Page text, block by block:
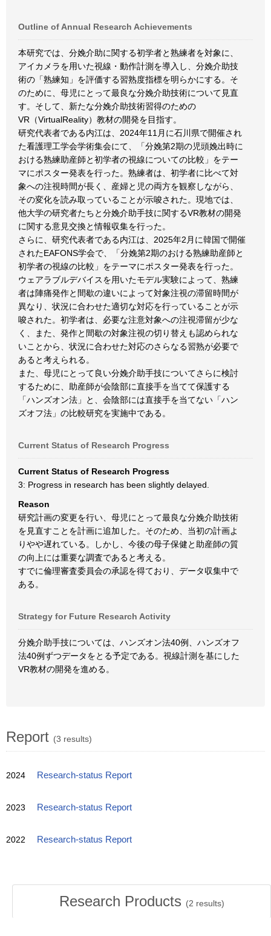
Outline of Annual Research Achievements
本研究では、分娩介助に関する初学者と熟練者を対象に、
アイカメラを用いた視線・動作計測を導入し、分娩介助技
術の「熟練知」を評価する習熟度指標を明らかにする。そ
のために、母児にとって最良な分娩介助技術について見直
す。そして、新たな分娩介助技術習得のための
VR（VirtualReality）教材の開発を目指す。
研究代表者である内江は、2024年11月に石川県で開催され
た看護理工学会学術集会にて、「分娩第2期の児頭娩出時に
おける熟練助産師と初学者の視線についての比較」をテー
マにポスター発表を行った。熟練者は、初学者に比べて対
象への注視時間が長く、産婦と児の両方を観察しながら、
その変化を読み取っていることが示唆された。現地では、
他大学の研究者たちと分娩介助手技に関するVR教材の開発
に関する意見交換と情報収集を行った。
さらに、研究代表者である内江は、2025年2月に韓国で開催
されたEAFONS学会で、「分娩第2期のおける熟練助産師と
初学者の視線の比較」をテーマにポスター発表を行った。
ウェアラブルデバイスを用いたモデル実験によって、熟練
者は陣痛発作と間歇の違いによって対象注視の滞留時間が
異なり、状況に合わせた適切な対応を行っていることが示
唆された。初学者は、必要な注意対象への注視滞留が少な
く、また、発作と間歇の対象注視の切り替えも認められな
いことから、状況に合わせた対応のさらなる習熟が必要で
あると考えられる。
また、母児にとって良い分娩介助手技についてさらに検討
するために、助産師が会陰部に直接手を当てて保護する
「ハンズオン法」と、会陰部には直接手を当てない「ハン
ズオフ法」の比較研究を実施中である。
Current Status of Research Progress
Current Status of Research Progress
3: Progress in research has been slightly delayed.
Reason
研究計画の変更を行い、母児にとって最良な分娩介助技術
を見直すことを計画に追加した。そのため、当初の計画よ
りやや遅れている。しかし、今後の母子保健と助産師の質
の向上には重要な調査であると考える。
すでに倫理審査委員会の承認を得ており、データ収集中で
ある。
Strategy for Future Research Activity
分娩介助手技については、ハンズオン法40例、ハンズオフ
法40例ずつデータをとる予定である。視線計測を基にした
VR教材の開発を進める。
Report (3 results)
2024 Research-status Report
2023 Research-status Report
2022 Research-status Report
Research Products (2 results)